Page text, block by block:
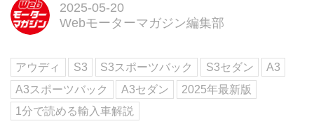
差別化されたボディに秘められた
満足感を、メルセデス・ベンツ
A250eセダンやBMW M135i
xDriveなどのライバルと同時に試
乗・比較してみた。いずれもスタ
2025-05-20
Webモーターマガジン編集部
アウディ S3 S3スポーツバック S3セダン
A3
A3スポーツバック
A3セダン
2025年最新版
1分で読める輸入車解説